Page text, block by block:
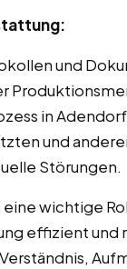
und
in
und
Störungen.
wichtige
effizient